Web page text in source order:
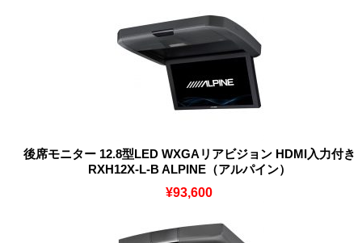
後席モニター 12.8型LED WXGAリアビジョン HDMI入力付き
RXH12X-L-B ALPINE（アルパイン）
¥93,600